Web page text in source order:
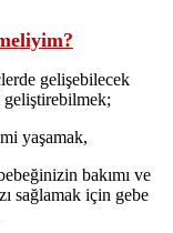
gelişebilecek
geliştirebilmek;
yaşamak,
bakımı ve
sağlamak için gebe